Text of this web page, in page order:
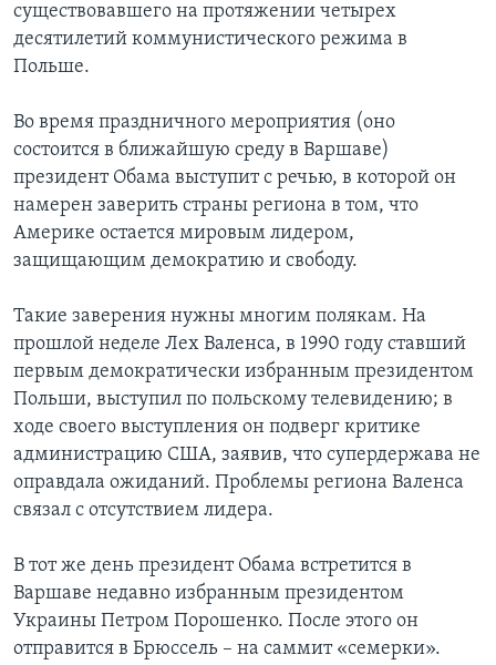
существовавшего на протяжении четырех
десятилетий коммунистического режима в
Польше.
Во время праздничного мероприятия (оно
состоится в ближайшую среду в Варшаве)
президент Обама выступит с речью, в которой он
намерен заверить страны региона в том, что
Америке остается мировым лидером,
защищающим демократию и свободу.
Такие заверения нужны многим полякам. На
прошлой неделе Лех Валенса, в 1990 году ставший
первым демократически избранным президентом
Польши, выступил по польскому телевидению; в
ходе своего выступления он подверг критике
администрацию США, заявив, что супердержава не
оправдала ожиданий. Проблемы региона Валенса
связал с отсутствием лидера.
В тот же день президент Обама встретится в
Варшаве недавно избранным президентом
Украины Петром Порошенко. После этого он
отправится в Брюссель – на саммит «семерки».